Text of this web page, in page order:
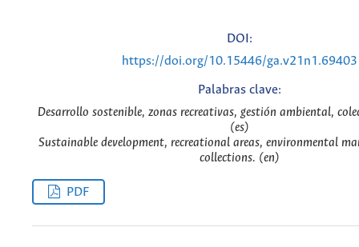
DOI:
https://doi.org/10.15446/ga.v21n1.69403
Palabras clave:
Desarrollo sostenible, zonas recreativas, gestión ambiental,
(es)
Sustainable development, recreational areas, environmental
collections. (en)
PDF